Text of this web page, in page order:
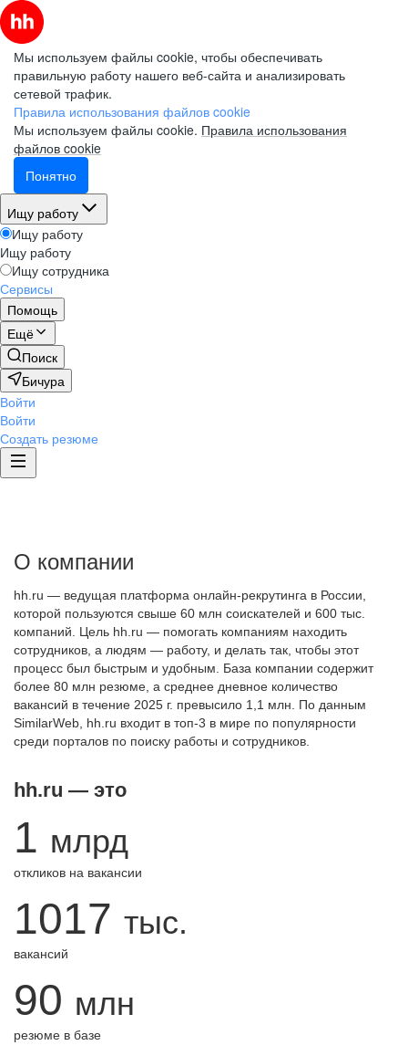
Мы используем файлы cookie, чтобы обеспечивать
правильную работу нашего веб-сайта и анализировать
сетевой трафик.
Правила использования файлов cookie
Мы используем файлы cookie. Правила использования
файлов cookie
Понятно
Ищу работу
Ищу работу
Ищу работу
Ищу сотрудника
Сервисы
Помощь
Ещё
Поиск
Бичура
Войти
Войти
Создать резюме
О компании
hh.ru — ведущая платформа онлайн-рекрутинга в России,
которой пользуются свыше 60 млн соискателей и 600 тыс.
компаний. Цель hh.ru — помогать компаниям находить
сотрудников, а людям — работу, и делать так, чтобы этот
процесс был быстрым и удобным. База компании содержит
более 80 млн резюме, а среднее дневное количество
вакансий в течение 2025 г. превысило 1,1 млн. По данным
SimilarWeb, hh.ru входит в топ-3 в мире по популярности
среди порталов по поиску работы и сотрудников.
hh.ru — это
1 млрд
откликов на вакансии
1017 тыс.
вакансий
90 млн
резюме в базе